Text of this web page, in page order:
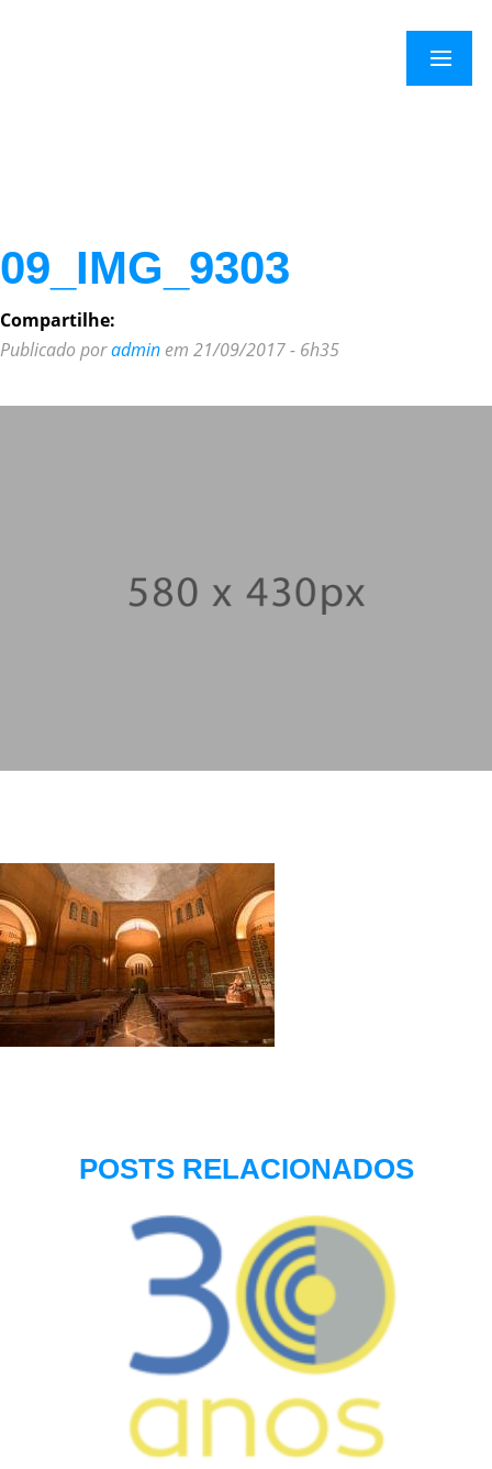
×
Menu
09_IMG_9303
Compartilhe:
Publicado poradmin em 21/09/2017 - 6h35
POSTS RELACIONADOS